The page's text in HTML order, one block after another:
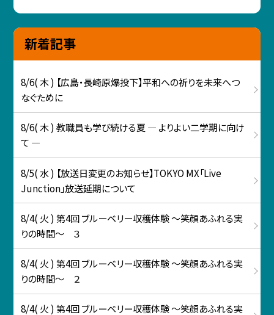
新着記事
8/6( 木 ) 【広島・長崎原爆投下】平和への祈りを未来へつ
なぐために
8/6( 木 ) 教職員も学び続ける夏 ― よりよい二学期に向け
て ―
8/5( 水 ) 【放送日変更のお知らせ】TOKYO MX「Live
Junction」放送延期について
8/4( 火 ) 第4回 ブルーベリー収穫体験 ～笑顔あふれる実
りの時間～ ３
8/4( 火 ) 第4回 ブルーベリー収穫体験 ～笑顔あふれる実
りの時間～ ２
8/4( 火 ) 第4回 ブルーベリー収穫体験 ～笑顔あふれる実